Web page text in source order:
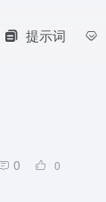
提示词
0 0